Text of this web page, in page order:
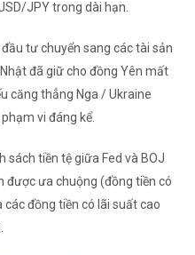
JPYtrong dài hạn.
tư chuyển sang các tài sản
đã giữ cho đồng Yên mất
căng thẳng Nga / Ukraine
vi đáng kể.
sách tiền tệ giữa Fed và BOJ
được ưa chuộng (đồng tiền có
đồng tiền có lãi suất cao